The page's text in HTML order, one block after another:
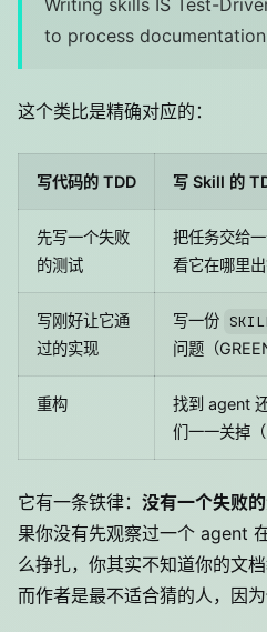
Writing skills IS Test-
to process
这个类比是精确对应的：
写代码的 TDD 写 Skill 的
先写一个失败
的测试
把任务交给
看它在哪里出
写刚好让它通
过的实现
写一份
问题（
重构
找到 agent
们一一关掉（
它有一条铁律： 没有一个失败
果你没有先观察过一个 agent
么挣扎，你其实不知道你的文
而作者是最不适合猜的人，因为